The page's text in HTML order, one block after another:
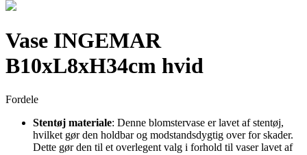
Vase INGEMAR
B10xL8xH34cm hvid
Fordele
Stentøj materiale: Denne blomstervase er lavet af stentøj,
hvilket gør den holdbar og modstandsdygtig over for skader.
Dette gør den til et overlegent valg i forhold til vaser lavet af